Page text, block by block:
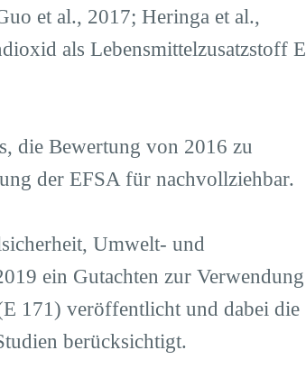
et al., 2017; Heringa et al.,
als Lebensmittelzusatzstoff E
die Bewertung von 2016 zu
der EFSA für nachvollziehbar.
Umwelt- und
ein Gutachten zur Verwendung
171) veröffentlicht und dabei die
berücksichtigt.